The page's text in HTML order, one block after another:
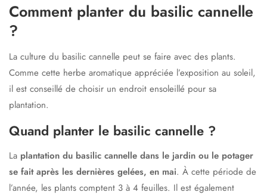
Comment planter du basilic cannelle
?
La culture du basilic cannelle peut se faire avec des plants.
Comme cette herbe aromatique appréciée l’exposition au soleil,
il est conseillé de choisir un endroit ensoleillé pour sa
plantation.
Quand planter le basilic cannelle ?
La plantation du basilic cannelle dans le jardin ou le potager
se fait après les dernières gelées, en mai. À cette période de
l’année, les plants comptent 3 à 4 feuilles. Il est également